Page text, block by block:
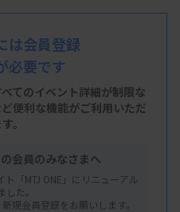
会
は会員登録
必要です
てのイベント詳細が制限な
便利な機能がご利用いただ
。
会員のみなさまへ
ト「MTJ ONE」にリニューアル
した。
規会員登録をお願いします。